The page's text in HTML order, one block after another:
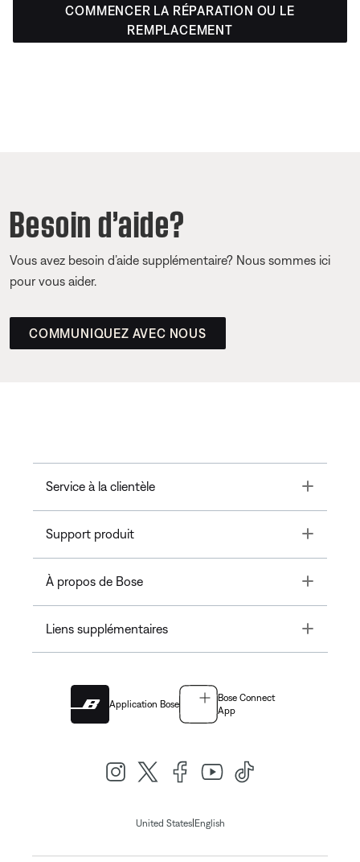
COMMENCER LA RÉPARATION OU LE
REMPLACEMENT
Besoin d’aide?
Vous avez besoin d’aide supplémentaire? Nous sommes ici
pour vous aider.
COMMUNIQUEZ AVEC NOUS
Service à la clientèle Toggle
Support produit Toggle
À propos de Bose Toggle
Liens supplémentaires Toggle
Application Bose
Bose Connect
App
United States| English